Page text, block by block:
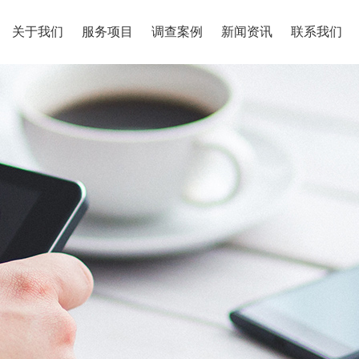
关于我们 服务项目 调查案例 新闻资讯 联系我们